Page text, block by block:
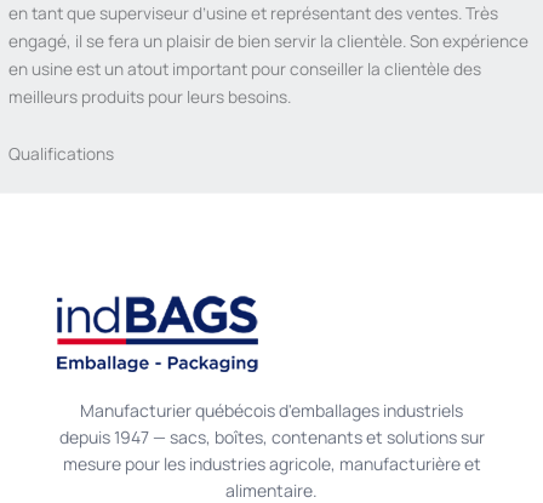
en tant que superviseur d’usine et représentant des ventes. Très
engagé, il se fera un plaisir de bien servir la clientèle. Son expérience
en usine est un atout important pour conseiller la clientèle des
meilleurs produits pour leurs besoins.
Qualifications
Manufacturier québécois d'emballages industriels
depuis 1947 — sacs, boîtes, contenants et solutions sur
mesure pour les industries agricole, manufacturière et
alimentaire.